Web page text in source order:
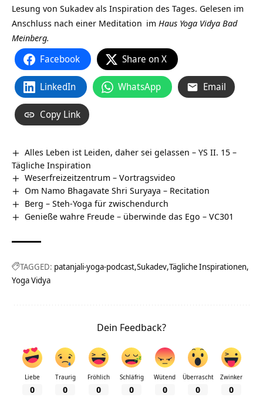
Lesung von Sukadev als Inspiration des Tages. Gelesen im
Anschluss nach einer Meditation im Haus Yoga Vidya Bad
Meinberg.
Facebook Share on X
LinkedIn WhatsApp Email
Copy Link
Alles Leben ist Leiden, daher sei gelassen – YS II. 15 –
Tägliche Inspiration
Weserfreizeitzentrum‏‎ – Vortragsvideo
Om Namo Bhagavate Shri Suryaya – Recitation
Berg – Steh-Yoga für zwischendurch
Genieße wahre Freude – überwinde das Ego – VC301
TAGGED: patanjali-yoga-podcast Sukadev Tägliche Inspirationen
Yoga Vidya
Dein Feedback?
Liebe
0
Traurig
0
Fröhlich
0
Schläfrig
0
Wütend
0
Überrascht
0
Zwinker
0